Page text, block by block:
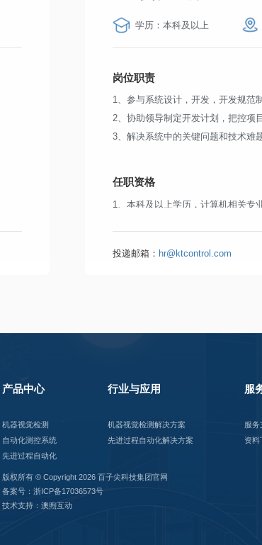
学历：本科及以上
岗位职责
1、参与系统设计，开发，开发规范
2、协助领导制定开发计划，把控项
3、解决系统中的关键问题和技术难题
任职资格
1、本科及以上学历，计算机相关专
4、熟悉Windows平台下应用软件开
投递邮箱： hr@ktcontrol.com
产品中心
机器视觉检测
自动化测控系统
先进过程自动化
行业与应用
机器视觉检测解决方案
先进过程自动化解决方案
服
服务
资料
版权所有 © Copyright 2026 百子尖科技集团官网
备案号：浙ICP备17036573号
技术支持：澳煦互动